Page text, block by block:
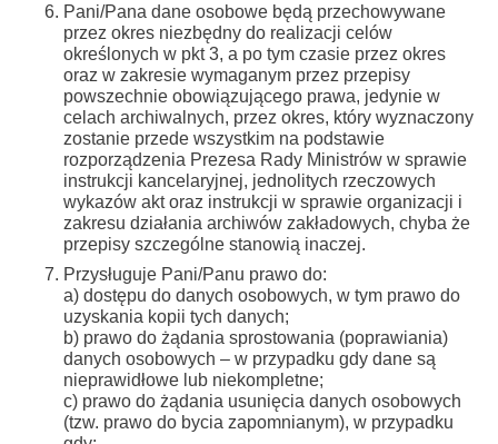
Pani/Pana dane osobowe będą przechowywane
przez okres niezbędny do realizacji celów
określonych w pkt 3, a po tym czasie przez okres
oraz w zakresie wymaganym przez przepisy
powszechnie obowiązującego prawa, jedynie w
celach archiwalnych, przez okres, który wyznaczony
zostanie przede wszystkim na podstawie
rozporządzenia Prezesa Rady Ministrów w sprawie
instrukcji kancelaryjnej, jednolitych rzeczowych
wykazów akt oraz instrukcji w sprawie organizacji i
zakresu działania archiwów zakładowych, chyba że
przepisy szczególne stanowią inaczej.
Przysługuje Pani/Panu prawo do:
a) dostępu do danych osobowych, w tym prawo do
uzyskania kopii tych danych;
b) prawo do żądania sprostowania (poprawiania)
danych osobowych – w przypadku gdy dane są
nieprawidłowe lub niekompletne;
c) prawo do żądania usunięcia danych osobowych
(tzw. prawo do bycia zapomnianym), w przypadku